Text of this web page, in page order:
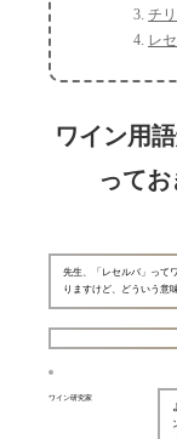
チ
レ
ワイン用
って
先生、「レセルバ」って
りますけど、どういう意
ワイン研究家